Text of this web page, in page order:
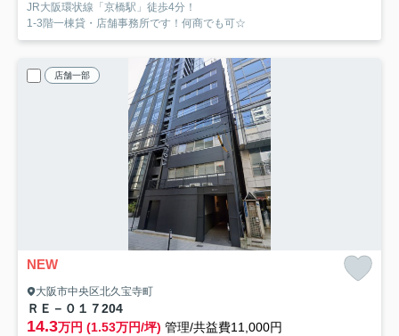
JR大阪環状線「京橋駅」徒歩4分！
1-3階一棟貸・店舗事務所です！何商でも可☆
店舗一部
NEW
大阪市中央区北久宝寺町
ＲＥ－０１７204
14.3万円 (1.53万円/坪) 管理/共益費11,000円